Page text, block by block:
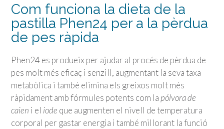
Com funciona la dieta de la
pastilla Phen24 per a la pèrdua
de pes ràpida
Phen24 es produeix per ajudar al procés de pèrdua de
pes molt més eficaç i senzill, augmentant la seva taxa
metabòlica i també elimina els greixos molt més
ràpidament amb fórmules potents com lapólvora de
caien i el iode que augmenten el nivell de temperatura
corporal per gastar energia i també millorant la funció